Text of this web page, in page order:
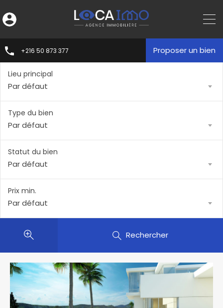
+216 50 873 377 Proposer un bien
Lieu principal
Par défaut
Type du bien
Par défaut
Statut du bien
Par défaut
Prix min.
Par défaut
Rechercher